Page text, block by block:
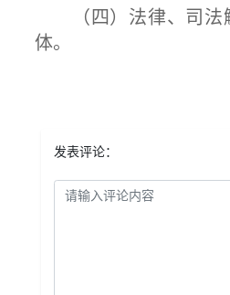
（四）法律、司法
体。
发表评论：